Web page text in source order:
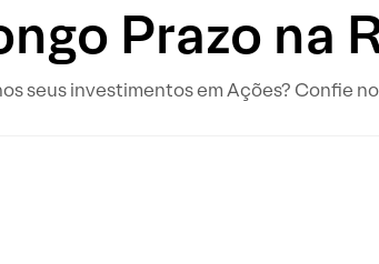
Prazo na
seus investimentos em Ações? Confie